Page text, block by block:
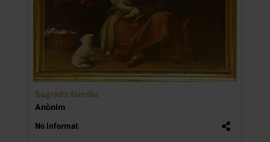
Sagrada família
Anònim
No informat